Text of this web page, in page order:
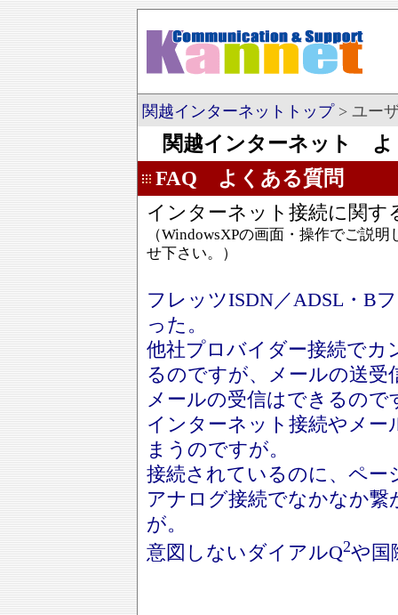
関越インターネットトップ> ユー
関越インターネット よ
FAQ よくある質問
インターネット接続に関
（WindowsXPの画面・操作でご説
せ下さい。）
フレッツISDN／ADSL・B
った。
他社プロバイダー接続で
るのですが、メールの送受
メールの受信はできるの
インターネット接続やメ
まうのですが。
接続されているのに、ペー
アナログ接続でなかなか
が。
意図しないダイアルQ2や国